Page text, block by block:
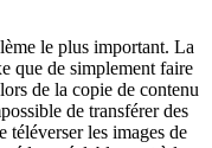
le plus important. La
que de simplement faire
de la copie de contenu
de transférer des
téléverser les images de